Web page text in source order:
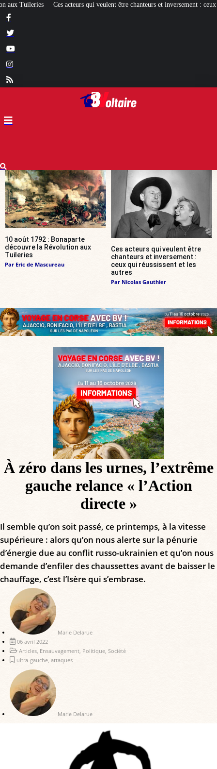
être chanteurs et inversement : ceux qui réussissent et les autres
10 août 1792 : Bonaparte
découvre la Révolution aux
Tuileries
Par Eric de Mascureau
Ces acteurs qui veulent être
chanteurs et inversement :
ceux qui réussissent et les
autres
Par Nicolas Gauthier
À zéro dans les urnes, l’extrême
gauche relance « l’Action
directe »
Il semble qu’on soit passé, ce printemps, à la vitesse
supérieure : alors qu’on nous alerte sur la pénurie
d’énergie due au conflit russo-ukrainien et qu’on nous
demande d’enfiler des chaussettes avant de baisser le
chauffage, c’est l’Isère qui s’embrase.
Marie Delarue
06 avril 2022
Articles, Ensauvagement, Politique, Société
ultra-gauche, attaques
Marie Delarue